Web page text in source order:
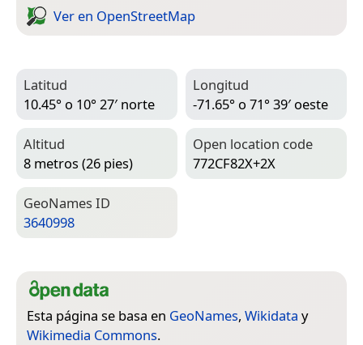
Ver en Open­Street­Map
Latitud
10.45° o 10° 27′ norte
Longitud
-71.65° o 71° 39′ oeste
Altitud
8 metros (26 pies)
Open location code
772CF82X+2X
Geo­Names ID
3640998
Esta página se basa en GeoNames, Wikidata y
Wikimedia Commons.